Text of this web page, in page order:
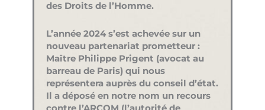
des Droits de l’Homme.
L’année 2024 s’est achevée sur un
nouveau partenariat prometteur :
Maître Philippe Prigent (avocat au
barreau de Paris) qui nous
représentera auprès du conseil d’état.
Il a déposé en notre nom un recours